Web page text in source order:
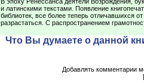
и латинскими текстами. Появление
библиотек, все более теперь отличавшихся
разрастаться. С распространением
Что Вы думаете о данной
Добавлять комментарии
[